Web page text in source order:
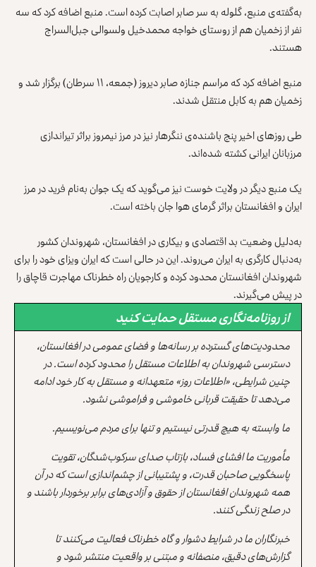
به‌گفته‌ی منبع، گلوله به سر صابر اصابت کرده است. منبع اضافه کرد که سه
نفر از زخمیان هم از روستای خواجه محمدخیل ولسوالی جبل‌السراج
هستند.
منبع اضافه کرد که مراسم جنازه صابر دیروز (جمعه، ۱۱ سرطان) برگزار شد و
زخمیان هم به کابل منتقل شدند.
طی روزهای اخیر پنج باشنده‌ی ننگرهار نیز در مرز نیمروز براثر تیراندازی
مرزبانان ایرانی کشته شده‌اند.
یک منبع دیگر در ولایت خوست نیز می‌گوید که یک جوان به‌نام فرید در مرز
ایران و افغانستان براثر گرمای هوا جان باخته است.
به‌دلیل وضعیت بد اقتصادی و بیکاری در افغانستان، شهروندان کشور
به‌دنبال کارگری به ایران می‌روند. این در حالی است که ایران ویزای خود را برای
شهروندان افغانستان محدود کرده و کارجویان راه خطرناک مهاجرت قاچاق را
در پیش می‌گیرند.
از روزنامه‌نگاری مستقل حمایت کنید
محدودیت‌های گسترده بر رسانه‌ها و فضای عمومی در افغانستان،
دسترسی شهروندان به اطلاعات مستقل را محدود کرده است. در
چنین شرایطی، «اطلاعات روز» متعهدانه و مستقل به کار خود ادامه
می‌دهد تا حقیقت قربانی خاموشی و فراموشی نشود.
ما وابسته به هیچ قدرتی نیستیم و تنها برای مردم می‌نویسیم.
مأموریت ما افشای فساد، بازتاب صدای سرکوب‌شدگان، تقویت
پاسخگویی صاحبان قدرت، و پشتیبانی از چشم‌اندازی است که در آن
همه شهروندان افغانستان از حقوق و آزادی‌های برابر برخوردار باشند و
در صلح زندگی کنند.
خبرنگاران ما در شرایط دشوار و گاه خطرناک فعالیت می‌کنند تا
گزارش‌های دقیق، منصفانه و مبتنی بر واقعیت منتشر شود و